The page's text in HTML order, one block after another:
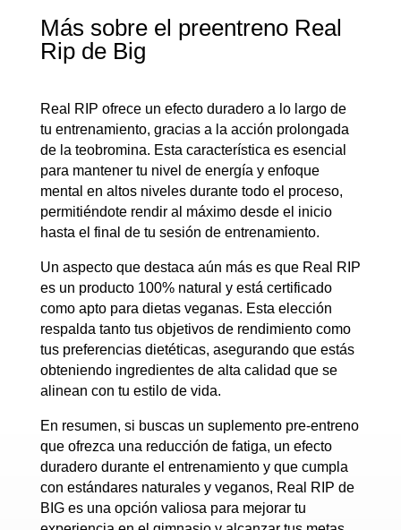
Más sobre el preentreno Real
Rip de Big
Real RIP ofrece un efecto duradero a lo largo de
tu entrenamiento, gracias a la acción prolongada
de la teobromina. Esta característica es esencial
para mantener tu nivel de energía y enfoque
mental en altos niveles durante todo el proceso,
permitiéndote rendir al máximo desde el inicio
hasta el final de tu sesión de entrenamiento.
Un aspecto que destaca aún más es que Real RIP
es un producto 100% natural y está certificado
como apto para dietas veganas. Esta elección
respalda tanto tus objetivos de rendimiento como
tus preferencias dietéticas, asegurando que estás
obteniendo ingredientes de alta calidad que se
alinean con tu estilo de vida.
En resumen, si buscas un suplemento pre-entreno
que ofrezca una reducción de fatiga, un efecto
duradero durante el entrenamiento y que cumpla
con estándares naturales y veganos, Real RIP de
BIG es una opción valiosa para mejorar tu